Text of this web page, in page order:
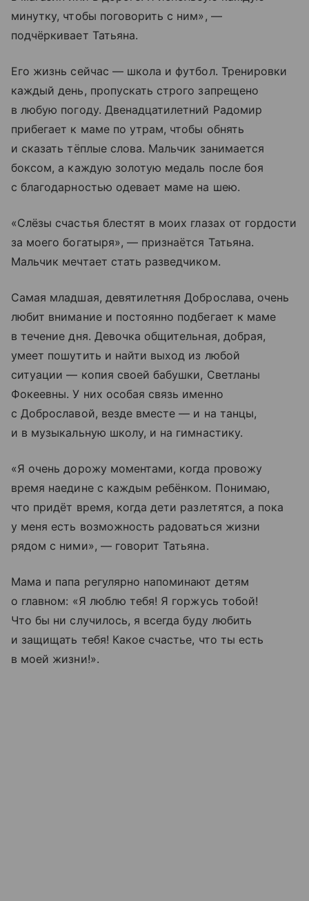
минутку, чтобы поговорить с ним», —
подчёркивает Татьяна.
Его жизнь сейчас — школа и футбол. Тренировки
каждый день, пропускать строго запрещено
в любую погоду. Двенадцатилетний Радомир
прибегает к маме по утрам, чтобы обнять
и сказать тёплые слова. Мальчик занимается
боксом, а каждую золотую медаль после боя
с благодарностью одевает маме на шею.
«Слёзы счастья блестят в моих глазах от гордости
за моего богатыря», — признаётся Татьяна.
Мальчик мечтает стать разведчиком.
Самая младшая, девятилетняя Доброслава, очень
любит внимание и постоянно подбегает к маме
в течение дня. Девочка общительная, добрая,
умеет пошутить и найти выход из любой
ситуации — копия своей бабушки, Светланы
Фокеевны. У них особая связь именно
с Доброславой, везде вместе — и на танцы,
и в музыкальную школу, и на гимнастику.
«Я очень дорожу моментами, когда провожу
время наедине с каждым ребёнком. Понимаю,
что придёт время, когда дети разлетятся, а пока
у меня есть возможность радоваться жизни
рядом с ними», — говорит Татьяна.
Мама и папа регулярно напоминают детям
о главном: «Я люблю тебя! Я горжусь тобой!
Что бы ни случилось, я всегда буду любить
и защищать тебя! Какое счастье, что ты есть
в моей жизни!».